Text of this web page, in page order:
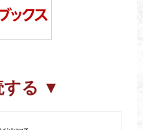
する ▼